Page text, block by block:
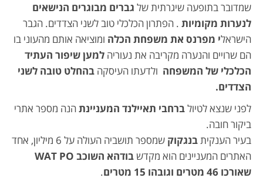
שמדובר בתופעה שיגרתית של גברים מבוגרים הנישאים
לנערות מקומיות . הפתרון הכלכלי טוב לשני הצדדים. הגבר
הישראלי מפרנס את משפחת הכלה ומוציאה אותם מהעוני בו
הם שרויים והנערה מקריבה את נעוריה למען שיפור העתיד
הכלכלי של המשפחה ולדעתו העיסקה בהחלט טובה לשני
הצדדים.
לפני שנצא לטיולברחבי תאיילנד המעניינתהנה מספר אתרי
ביקור חובה.
בעיר הענקיתבנגקוק
שמספר תושביה העולה על 6 מיליון, אחד
האתרים המעניינים הוא מקדש
בודהא השוכב WAT PO
שאורכו 46 מטרים וגובהו 15 מטרים
.